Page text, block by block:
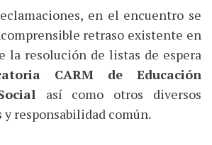
en el encuentro se
retraso existente en
la resolución de listas de espera
CARM de Educación
así como otros diversos
responsabilidad común.